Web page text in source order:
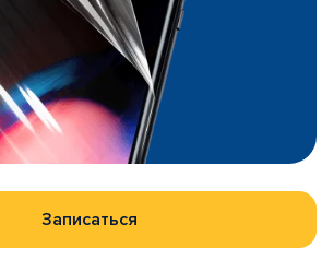
Записаться